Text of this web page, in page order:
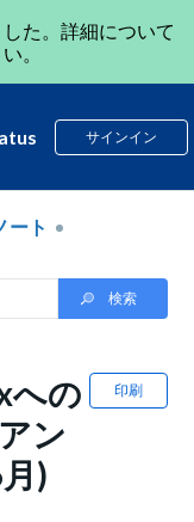
た。詳細について
。
サインイン
ート
印刷
への
ン
)